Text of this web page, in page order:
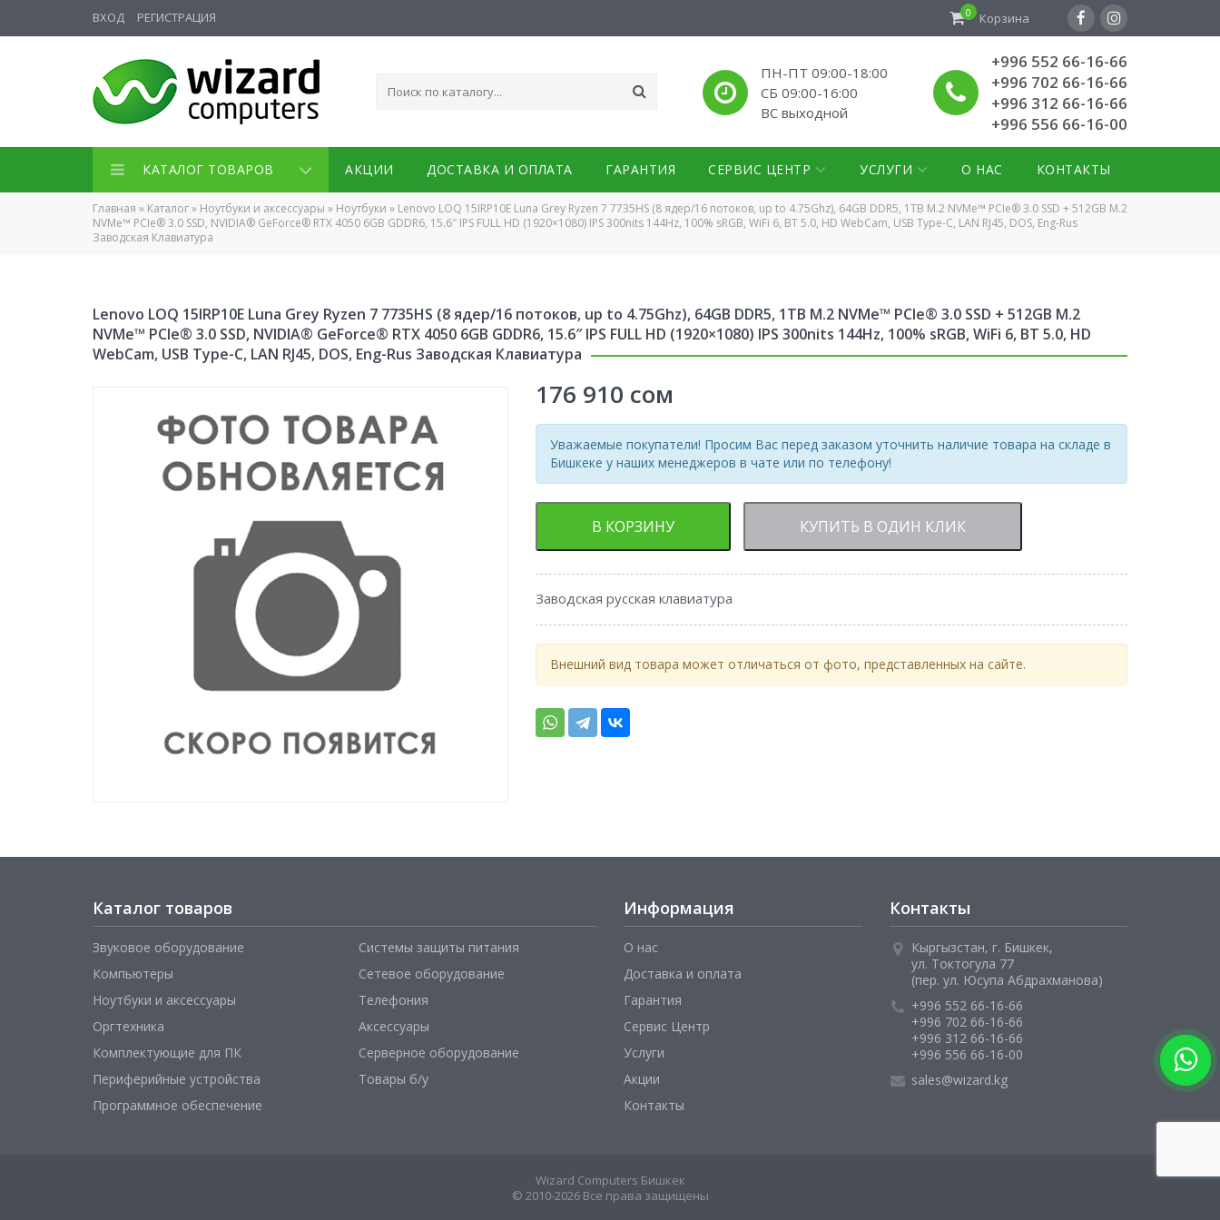
ВХОД РЕГИСТРАЦИЯ 0 Корзина
ПН-ПТ 09:00-18:00
СБ 09:00-16:00
ВС выходной
+996 552 66-16-66
+996 702 66-16-66
+996 312 66-16-66
+996 556 66-16-00
КАТАЛОГ ТОВАРОВ АКЦИИ ДОСТАВКА И ОПЛАТА ГАРАНТИЯ СЕРВИС ЦЕНТР УСЛУГИ О НАС КОНТАКТЫ
Главная » Каталог» Ноутбуки и аксессуары » Ноутбуки » Lenovo LOQ 15IRP10E Luna Grey Ryzen 7 7735HS (8 ядер/16 потоков, up to 4.75Ghz), 64GB DDR5, 1TB M.2 NVMe™ PCIe® 3.0 SSD + 512GB M.2
NVMe™ PCIe® 3.0 SSD, NVIDIA® GeForce® RTX 4050 6GB GDDR6, 15.6″ IPS FULL HD (1920×1080) IPS 300nits 144Hz, 100% sRGB, WiFi 6, BT 5.0, HD WebCam, USB Type-C, LAN RJ45, DOS, Eng-Rus
Заводская Клавиатура
Lenovo LOQ 15IRP10E Luna Grey Ryzen 7 7735HS (8 ядер/16 потоков, up to 4.75Ghz), 64GB DDR5, 1TB M.2 NVMe™ PCIe® 3.0 SSD + 512GB M.2
NVMe™ PCIe® 3.0 SSD, NVIDIA® GeForce® RTX 4050 6GB GDDR6, 15.6″ IPS FULL HD (1920×1080) IPS 300nits 144Hz, 100% sRGB, WiFi 6, BT 5.0, HD
WebCam, USB Type-C, LAN RJ45, DOS, Eng-Rus Заводская Клавиатура
176 910 сом
Уважаемые покупатели! Просим Вас перед заказом уточнить наличие товара на складе в
Бишкеке у наших менеджеров в чате или по телефону!
В КОРЗИНУ КУПИТЬ В ОДИН КЛИК
Заводская русская клавиатура
Внешний вид товара может отличаться от фото, представленных на сайте.
Каталог товаров
Звуковое оборудование
Компьютеры
Ноутбуки и аксессуары
Оргтехника
Комплектующие для ПК
Периферийные устройства
Программное обеспечение
Системы защиты питания
Сетевое оборудование
Телефония
Аксессуары
Серверное оборудование
Товары б/у
Информация
О нас
Доставка и оплата
Гарантия
Сервис Центр
Услуги
Акции
Контакты
Контакты
Кыргызстан, г. Бишкек,
ул. Токтогула 77
(пер. ул. Юсупа Абдрахманова)
+996 552 66-16-66
+996 702 66-16-66
+996 312 66-16-66
+996 556 66-16-00
sales@wizard.kg
Wizard Computers Бишкек
© 2010-2026 Все права защищены